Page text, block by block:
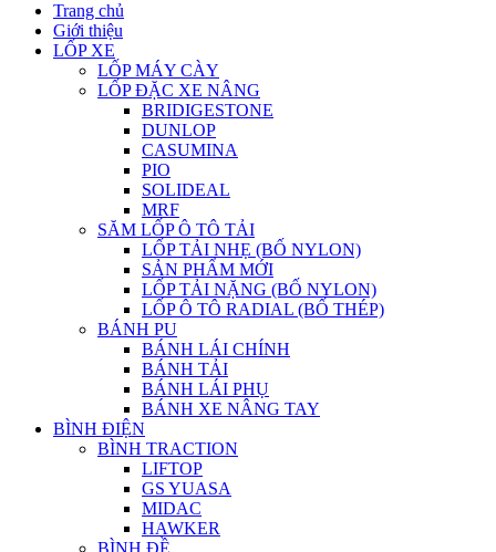
Trang chủ
Giới thiệu
LỐP XE
LỐP MÁY CÀY
LỐP ĐẶC XE NÂNG
BRIDIGESTONE
DUNLOP
CASUMINA
PIO
SOLIDEAL
MRF
SĂM LỐP Ô TÔ TẢI
LỐP TẢI NHẸ (BỐ NYLON)
SẢN PHẨM MỚI
LỐP TẢI NẶNG (BỐ NYLON)
LỐP Ô TÔ RADIAL (BỐ THÉP)
BÁNH PU
BÁNH LÁI CHÍNH
BÁNH TẢI
BÁNH LÁI PHỤ
BÁNH XE NÂNG TAY
BÌNH ĐIỆN
BÌNH TRACTION
LIFTOP
GS YUASA
MIDAC
HAWKER
BÌNH ĐỀ